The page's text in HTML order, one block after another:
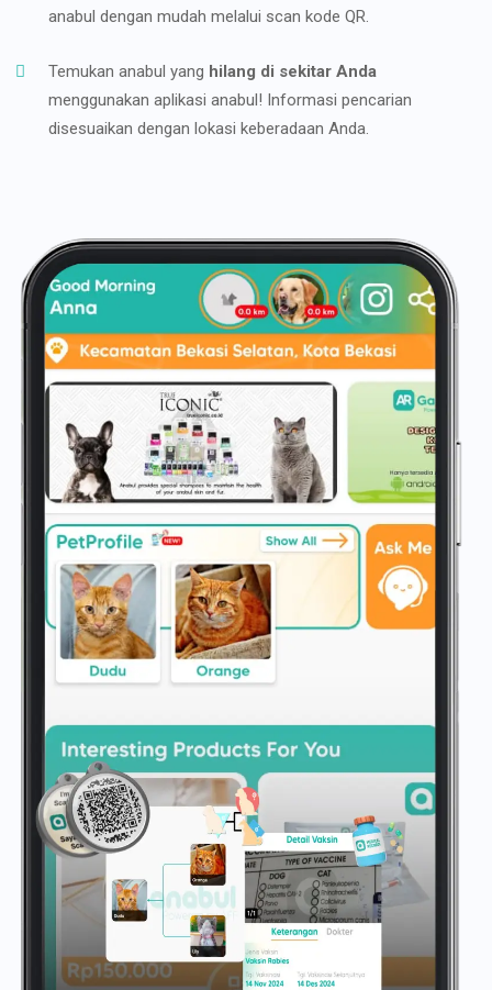
anabul dengan mudah melalui scan kode QR.
Temukan anabul yang hilang di sekitar Anda
menggunakan aplikasi anabul! Informasi pencarian
disesuaikan dengan lokasi keberadaan Anda.